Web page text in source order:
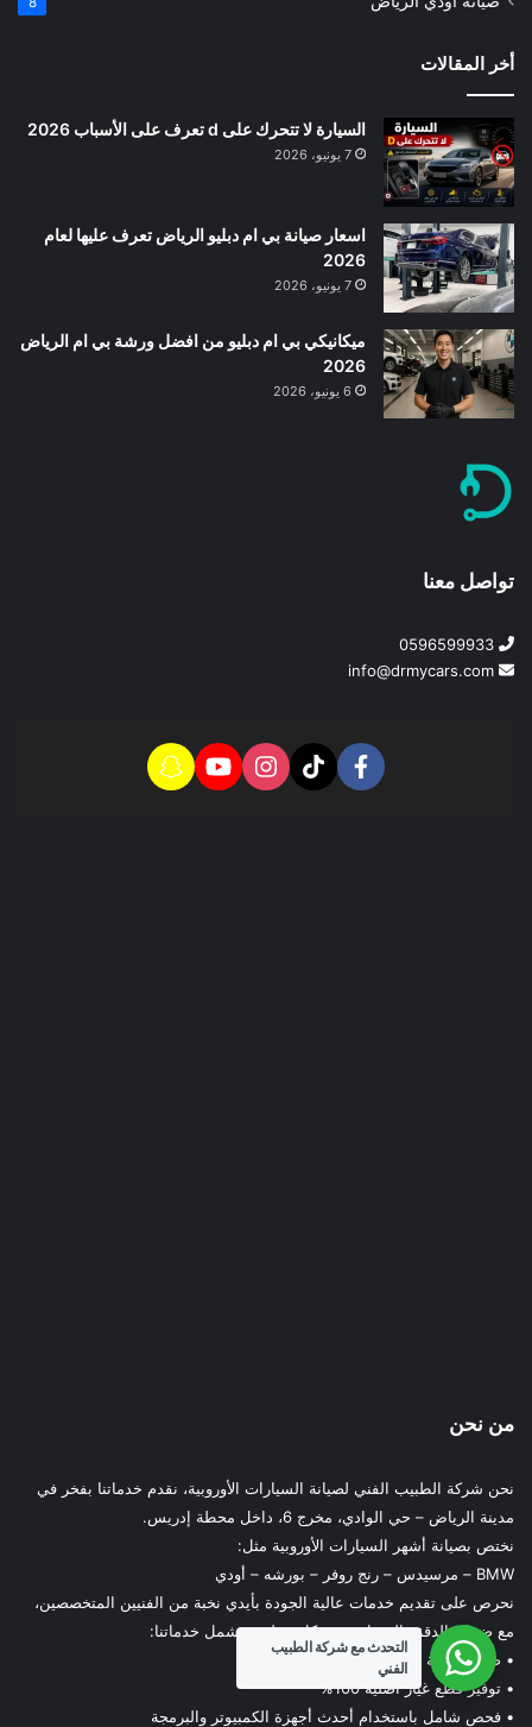
أخر المقالات
السيارة لا تتحرك على d تعرف على الأسباب 2026
7 يونيو، 2026
اسعار صيانة بي ام دبليو الرياض تعرف عليها لعام
2026
7 يونيو، 2026
ميكانيكي بي ام دبليو من افضل ورشة بي ام الرياض
2026
6 يونيو، 2026
تواصل معنا
0596599933
info@drmycars.com
من نحن
نحن شركة الطبيب الفني لصيانة السيارات الأوروبية، نقدم خدماتنا بفخر في
مدينة الرياض – حي الوادي، مخرج 6، داخل محطة إدريس.
نختص بصيانة أشهر السيارات الأوروبية مثل:
BMW – مرسيدس – رنج روفر – بورشه – أودي
نحرص على تقديم خدمات عالية الجودة بأيدي نخبة من الفنيين المتخصصين،
مع ضمان الدقة والشفافية في كل خطوة. تشمل خدماتنا:
• صيانة دورية وسريعة بكفاءة عالية
• توفير قطع غيار أصلية 100%
• فحص شامل باستخدام أحدث أجهزة الكمبيوتر والبرمجة
التحدث مع شركة الطبيب
الفني